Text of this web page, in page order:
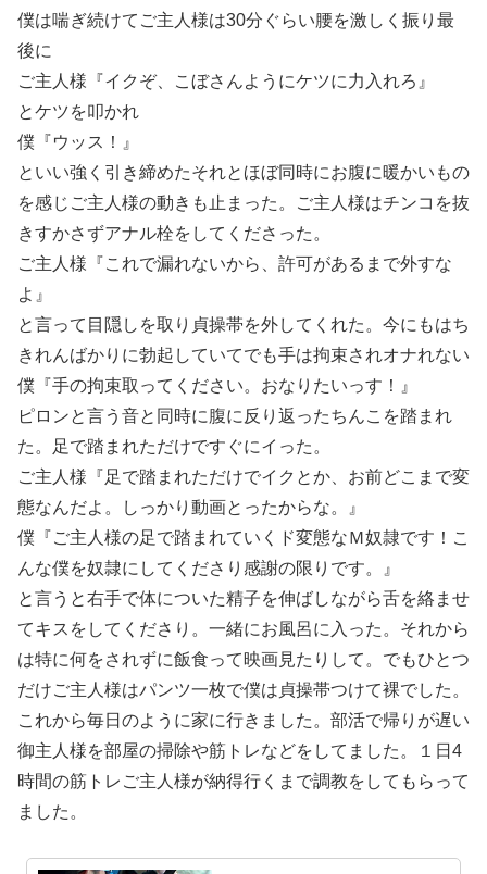
僕は喘ぎ続けてご主人様は30分ぐらい腰を激しく振り最
後に
ご主人様『イクぞ、こぼさんようにケツに力入れろ』
とケツを叩かれ
僕『ウッス！』
といい強く引き締めたそれとほぼ同時にお腹に暖かいもの
を感じご主人様の動きも止まった。ご主人様はチンコを抜
きすかさずアナル栓をしてくださった。
ご主人様『これで漏れないから、許可があるまで外すな
よ』
と言って目隠しを取り貞操帯を外してくれた。今にもはち
きれんばかりに勃起していてでも手は拘束されオナれない
僕『手の拘束取ってください。おなりたいっす！』
ピロンと言う音と同時に腹に反り返ったちんこを踏まれ
た。足で踏まれただけですぐにイった。
ご主人様『足で踏まれただけでイクとか、お前どこまで変
態なんだよ。しっかり動画とったからな。』
僕『ご主人様の足で踏まれていくド変態なＭ奴隷です！こ
んな僕を奴隷にしてくださり感謝の限りです。』
と言うと右手で体についた精子を伸ばしながら舌を絡ませ
てキスをしてくださり。一緒にお風呂に入った。それから
は特に何をされずに飯食って映画見たりして。でもひとつ
だけご主人様はパンツ一枚で僕は貞操帯つけて裸でした。
これから毎日のように家に行きました。部活で帰りが遅い
御主人様を部屋の掃除や筋トレなどをしてました。１日4
時間の筋トレご主人様が納得行くまで調教をしてもらって
ました。